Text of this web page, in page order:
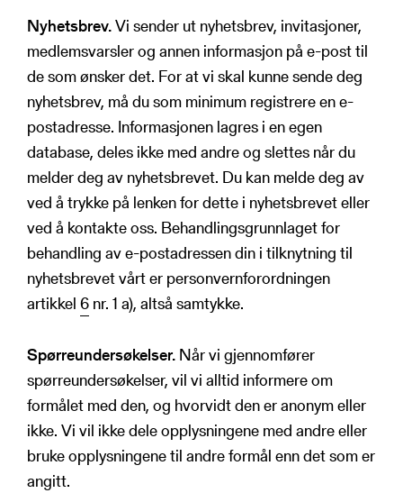
Nyhetsbrev.Vi sender ut nyhetsbrev, invitasjoner,
medlemsvarsler og annen informasjon på e-post til
de som ønsker det. For at vi skal kunne sende deg
nyhetsbrev, må du som minimum registrere en e-
postadresse. Informasjonen lagres i en egen
database, deles ikke med andre og slettes når du
melder deg av nyhetsbrevet. Du kan melde deg av
ved å trykke på lenken for dette i nyhetsbrevet eller
ved å kontakte oss. Behandlingsgrunnlaget for
behandling av e-postadressen din i tilknytning til
nyhetsbrevet vårt er personvernforordningen
artikkel 6 nr. 1 a), altså samtykke.
Spørreundersøkelser. Når vi gjennomfører
spørreundersøkelser, vil vi alltid informere om
formålet med den, og hvorvidt den er anonym eller
ikke. Vi vil ikke dele opplysningene med andre eller
bruke opplysningene til andre formål enn det som er
angitt.